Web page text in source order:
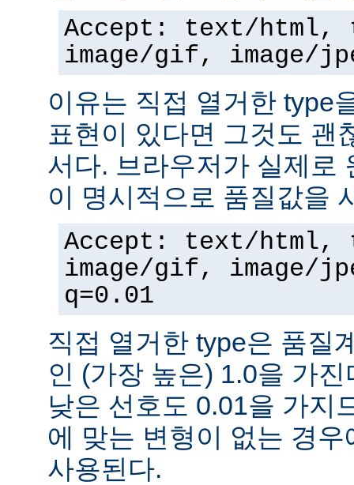
Accept: text/
image/gif, image/
이유는 직접 열거한 type
표현이 있다면 그것도 괜
서다. 브라우저가 실제로
이 명시적으로 품질값을
Accept: text/
image/gif, image/
q=0.01
직접 열거한 type은 품질
인 (가장 높은) 1.0을 가
낮은 선호도 0.01을 가지
에 맞는 변형이 없는 경
사용된다.